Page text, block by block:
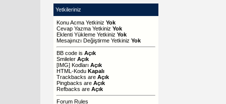
Yetkileriniz
Konu Acma YetkinizYok
Cevap Yazma YetkinizYok
Eklenti Yükleme YetkinizYok
Mesajınızı Değiştirme YetkinizYok
BB code isAçık
Smileler Açık
[IMG] KodlarıAçık
HTML-KoduKapalı
Trackbacks areAçık
Pingbacks areAçık
Refbacks areAçık
Forum Rules